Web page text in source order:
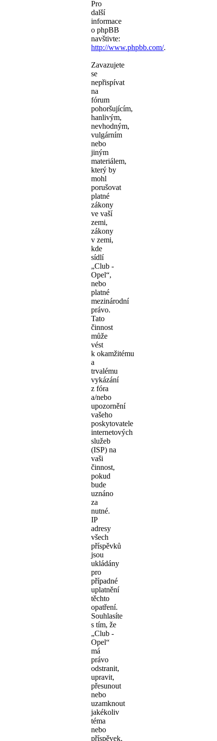
Pro
další
informace
o phpBB
navštivte:
http://www.phpbb.com/.
Zavazujete
se
nepřispívat
na
fórum
pohoršujícím,
hanlivým,
nevhodným,
vulgárním
nebo
jiným
materiálem,
který by
mohl
porušovat
platné
zákony
ve vaší
zemi,
zákony
v zemi,
kde
sídlí
„Club -
Opel“,
nebo
platné
mezinárodní
právo.
Tato
činnost
může
vést
k okamžitému
a
trvalému
vykázání
z fóra
a/nebo
upozornění
vašeho
poskytovatele
internetových
služeb
(ISP) na
vaši
činnost,
pokud
bude
uznáno
za
nutné.
IP
adresy
všech
příspěvků
jsou
ukládány
pro
případné
uplatnění
těchto
opatření.
Souhlasíte
s tím, že
„Club -
Opel“
má
právo
odstranit,
upravit,
přesunout
nebo
uzamknout
jakékoliv
téma
nebo
příspěvek,